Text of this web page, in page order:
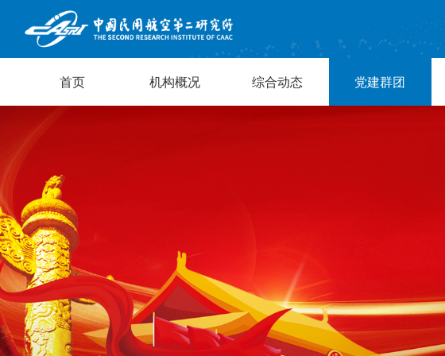
首页 机构概况 综合动态 党建群团